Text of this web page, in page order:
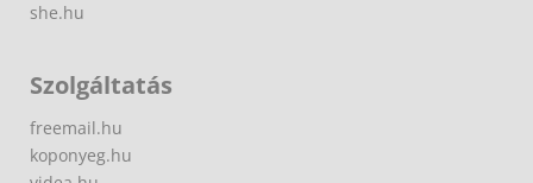
she.hu
Szolgáltatás
freemail.hu
koponyeg.hu